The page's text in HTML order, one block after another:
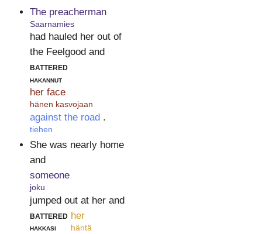
The preacherman
Saarnamies
had hauled her out of
the Feelgood and
battered
hakannut
her face
hänen kasvojaan
against the road
tiehen
.
She was nearly home
and
someone
joku
jumped out at her and
battered
hakkasi
her
häntä